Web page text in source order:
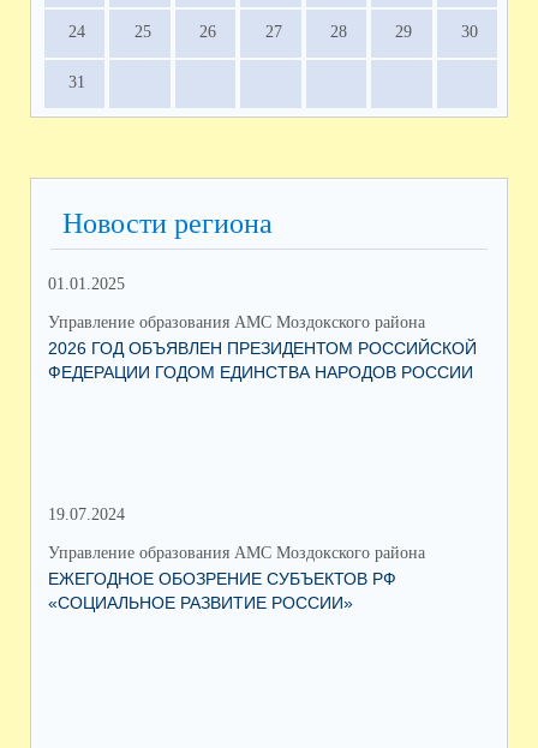
24 25 26 27 28 29 30
31
Новости региона
01.01.2025
Управление образования АМС Моздокского района
2026 ГОД ОБЪЯВЛЕН ПРЕЗИДЕНТОМ РОССИЙСКОЙ
ФЕДЕРАЦИИ ГОДОМ ЕДИНСТВА НАРОДОВ РОССИИ
19.07.2024
Управление образования АМС Моздокского района
ЕЖЕГОДНОЕ ОБОЗРЕНИЕ СУБЪЕКТОВ РФ
«СОЦИАЛЬНОЕ РАЗВИТИЕ РОССИИ»